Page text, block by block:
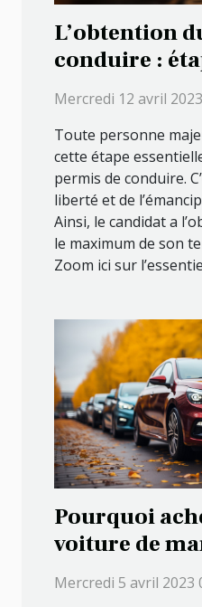
L’obtention
conduire :
conditions
Mercredi 12 avril
Toute personne
cette étape
permis de conduire.
liberté et de
Ainsi, le candidat a
le maximum de son
Zoom ici sur
Pourquoi
voiture de
reconnue
Mercredi 5 avril 2023